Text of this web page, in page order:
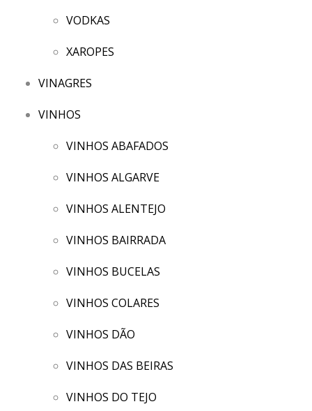
VODKAS
XAROPES
VINAGRES
VINHOS
VINHOS ABAFADOS
VINHOS ALGARVE
VINHOS ALENTEJO
VINHOS BAIRRADA
VINHOS BUCELAS
VINHOS COLARES
VINHOS DÃO
VINHOS DAS BEIRAS
VINHOS DO TEJO